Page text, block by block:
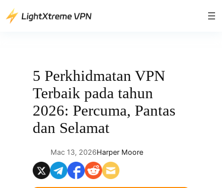
Skip
to
5 Perkhidmatan VPN
Terbaik pada tahun
2026: Percuma, Pantas
dan Selamat
Mac 13, 2026Harper Moore